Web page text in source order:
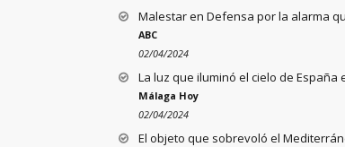
Malestar en Defensa por la alarma
ABC
02/04/2024
La luz que iluminó el cielo de
Málaga Hoy
02/04/2024
El objeto que sobrevoló el